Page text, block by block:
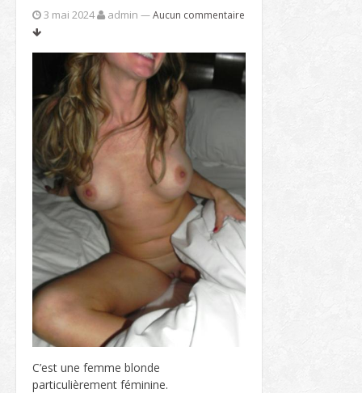
3 mai 2024 admin —Aucun commentaire
C’est une femme blonde
particulièrement féminine.